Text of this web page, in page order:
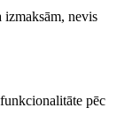
izmaksām, nevis
pēc